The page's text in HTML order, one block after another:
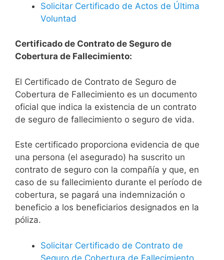
Solicitar Certificado de Actos de Última
Voluntad
Certificado de Contrato de Seguro de
Cobertura de Fallecimiento:
El Certificado de Contrato de Seguro de
Cobertura de Fallecimiento es un documento
oficial que indica la existencia de un contrato
de seguro de fallecimiento o seguro de vida.
Este certificado proporciona evidencia de que
una persona (el asegurado) ha suscrito un
contrato de seguro con la compañía y que, en
caso de su fallecimiento durante el período de
cobertura, se pagará una indemnización o
beneficio a los beneficiarios designados en la
póliza.
Solicitar Certificado de Contrato de
Seguro de Cobertura de Fallecimiento